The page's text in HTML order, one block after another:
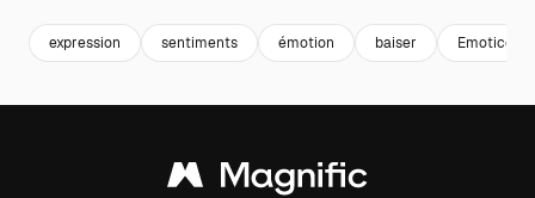
expression sentiments émotion baiser Emoticon